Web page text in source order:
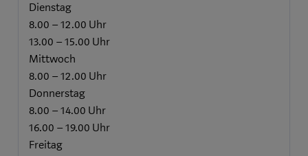
Dienstag
8.00 – 12.00 Uhr
13.00 – 15.00 Uhr
Mittwoch
8.00 – 12.00 Uhr
Donnerstag
8.00 – 14.00 Uhr
16.00 – 19.00 Uhr
Freitag